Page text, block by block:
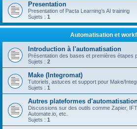
Presentation
Presentation of Pacta Learning’s AI training
Sujets : 1
Automatisation et
Introduction à l'automatisation
Présentation des bases et premières étapes
Sujets : 2
Make (Integromat)
Tutoriels, astuces et support pour Make/
Sujets : 1
Autres plateformes
Discussions sur des outils comme Zapier,
Automate.io, etc.
Sujets : 1